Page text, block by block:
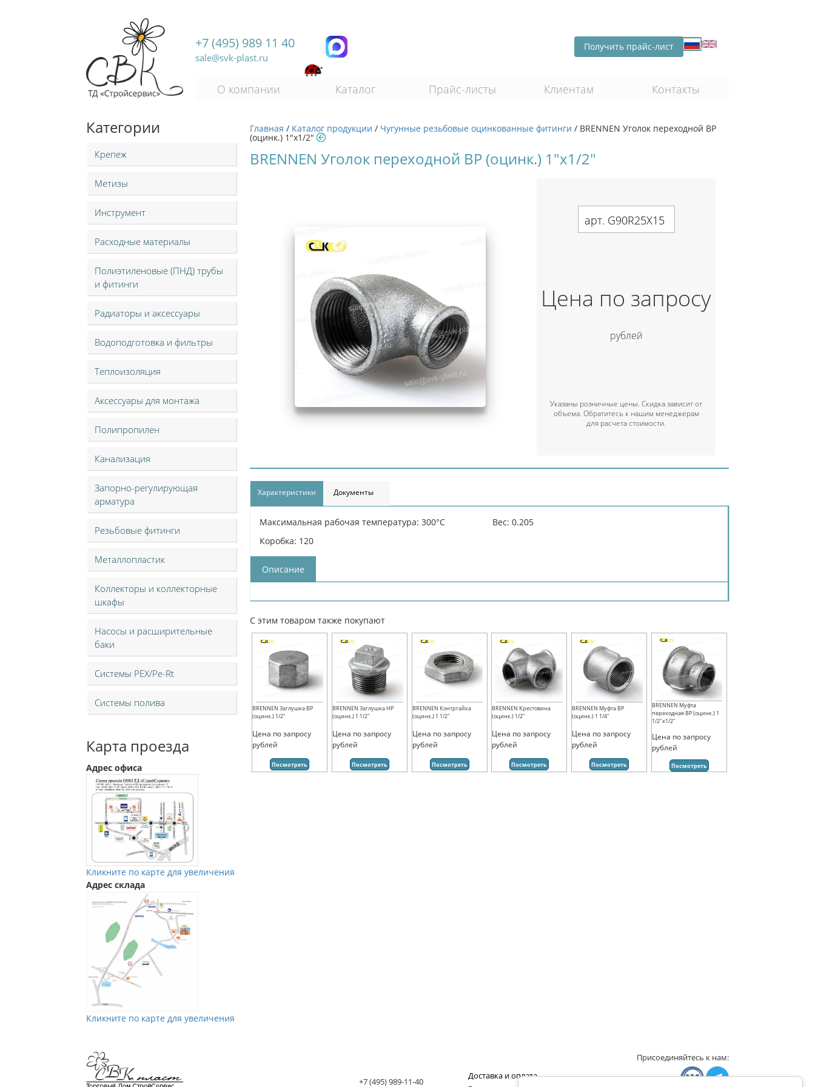
+7 (495) 989 11 40
sale@svk-plast.ru
Получить прайс-лист
О компании Каталог Прайс-листы Клиентам Контакты
Главная / Каталог продукции / Чугунные резьбовые оцинкованные фитинги / BRENNEN Уголок переходной ВР
(оцинк.) 1"х1/2"
Категории
Крепеж
Метизы
Инструмент
Расходные материалы
Полиэтиленовые (ПНД) трубы
и фитинги
Радиаторы и аксессуары
Водоподготовка и фильтры
Теплоизоляция
Аксессуары для монтажа
Полипропилен
Канализация
Запорно-регулирующая
арматура
Резьбовые фитинги
Металлопластик
Коллекторы и коллекторные
шкафы
Насосы и расширительные
баки
Системы PEX/Pe-Rt
Системы полива
Карта проезда
Адрес офиса
Кликните по карте для увеличения
Адрес склада
Кликните по карте для увеличения
BRENNEN Уголок переходной ВР (оцинк.) 1"х1/2"
арт. G90R25X15
Цена по запросу
рублей
Указаны розничные цены. Скидка зависит от
объема. Обратитесь к нашим менеджерам
для расчета стоимости.
Характеристики Документы
Максимальная рабочая температура: 300°С
Коробка: 120
Вес: 0.205
Описание
С этим товаром также покупают
BRENNEN Заглушка ВР
(оцинк.) 1/2"
Цена по запросу
рублей
Посмотреть
BRENNEN Заглушка НР
(оцинк.) 1 1/2"
Цена по запросу
рублей
Посмотреть
BRENNEN Контргайка
(оцинк.) 1 1/2"
Цена по запросу
рублей
Посмотреть
BRENNEN Крестовина
(оцинк.) 1/2"
Цена по запросу
рублей
Посмотреть
BRENNEN Муфта ВР
(оцинк.) 1 1/4"
Цена по запросу
рублей
Посмотреть
BRENNEN Муфта
переходная ВР (оцинк.) 1
1/2"х1/2"
Цена по запросу
рублей
Посмотреть
+7 (495) 989-11-40
Доставка и оплата
Присоединяйтесь к нам:
Мы в Vkontakte
Мы в Телеграм